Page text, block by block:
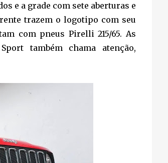
e a grade com sete aberturas e
trazem o logotipo com seu
com pneus Pirelli 215/65. As
também chama atenção,